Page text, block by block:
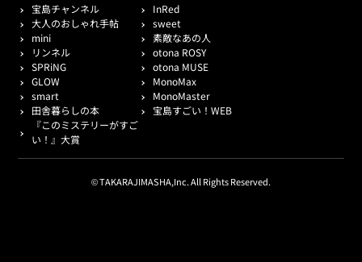
宝島チャンネル
InRed
大人のおしゃれ手帖
sweet
mini
素敵なあの人
リンネル
otona ROSY
SPRiNG
otona MUSE
GLOW
MonoMax
smart
MonoMaster
田舎暮らしの本
宝島すごい！WEB
『このミステリーがすご
い！』大賞
© TAKARAJIMASHA,Inc. All Rights Reserved.